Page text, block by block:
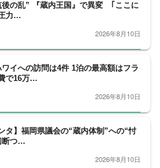
後の乱” 『蔵内王国』で異変 ｢ここに
力…
2026年8月10日
イへの訪問は4件 1泊の最高額はフラ
で16万…
2026年8月10日
タ】福岡県議会の“蔵内体制”への“忖
断つ…
2026年8月10日